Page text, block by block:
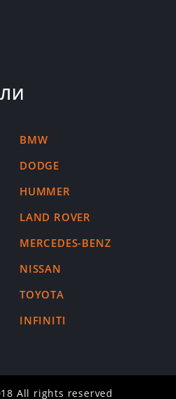
BMW
DODGE
HUMMER
LAND ROVER
MERCEDES-BENZ
NISSAN
TOYOTA
INFINITI
All rights reserved